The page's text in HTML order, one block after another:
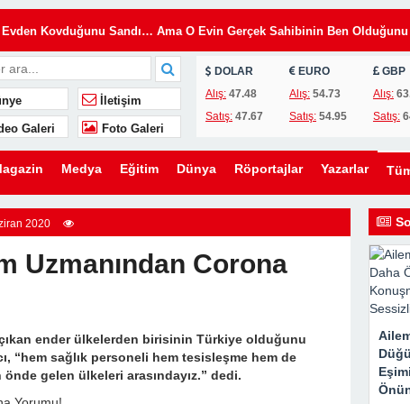
Kovduğunu Sandı… Ama O Evin Gerçek Sahibinin Ben Olduğunu
Kaldırmak İstediler… Ama Bir Gencin Yaptığı Hareket O Gün Herkese
Kurmak İstedi… Ama Ona Hayatının En Büyük Dersini Vermeye
Yıllardır Sakladığı Gerçek Ortaya Çıktı
Etti, Ama Gerçek Çok Başkaydı
Düğünümden Daha Önemli Gördü… Ama Eşimin Düğün Konuşması 200
İletişim
Galeri Foto Galeri
DOLAR
Alış: 47.48
Satış: 47.67
EURO
Alış:54.73
Satış:54.95
GBP
Alış:
Satış:
Medya Eğitim Dünya Röportajlar Yazarlar
2020
Uzmanından Corona
ender ülkelerden birisinin Türkiye olduğunu
“hem sağlık personeli hem tesisleşme hem de
gelen ülkeleri arasındayız.” dedi.